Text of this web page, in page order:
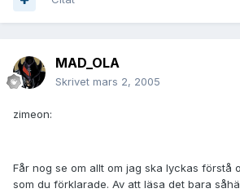
MAD_OLA
Skrivet mars 2, 2005
zimeon:
Får nog se om allt om jag ska lyckas förstå
som du förklarade. Av att läsa det bara